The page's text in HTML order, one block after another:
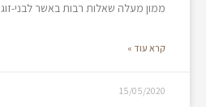
ממון מעלה שאלות רבות באשר לבני-זוג
קרא עוד »
15/05/2020